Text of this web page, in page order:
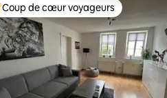
de cœur voyageurs les plus
Coup de cœur voyageurs